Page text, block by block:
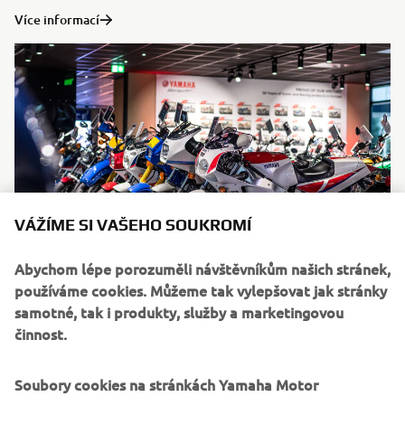
Více informací
Slavné produkty pro EU
Více informací
Informace ani obrázky na těchto webových stránkách
VÁŽÍME SI VAŠEHO SOUKROMÍ
Abychom lépe porozuměli návštěvníkům našich stránek,
používáme cookies. Můžeme tak vylepšovat jak stránky
samotné, tak i produkty, služby a marketingovou
činnost.
Soubory cookies na stránkách Yamaha Motor